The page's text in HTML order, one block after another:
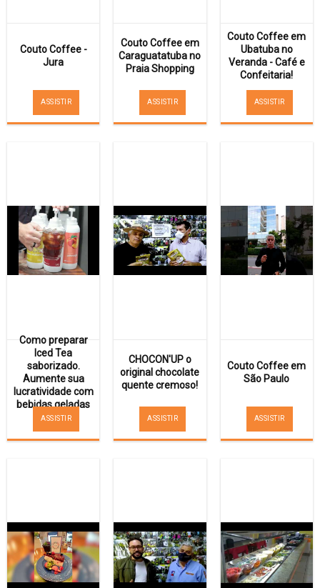
Couto Coffee -
Jura
ASSISTIR
Couto Coffee em
Caraguatatuba no
Praia Shopping
ASSISTIR
Couto Coffee em
Ubatuba no
Veranda - Café e
Confeitaria!
ASSISTIR
Como preparar
Iced Tea
saborizado.
Aumente sua
lucratividade com
bebidas geladas
ASSISTIR
CHOCON'UP o
original chocolate
quente cremoso!
ASSISTIR
Couto Coffee em
São Paulo
ASSISTIR